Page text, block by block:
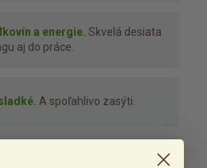
a energie. Skvelá desiata
aj do práce.
A spoľahlivo zasýti.